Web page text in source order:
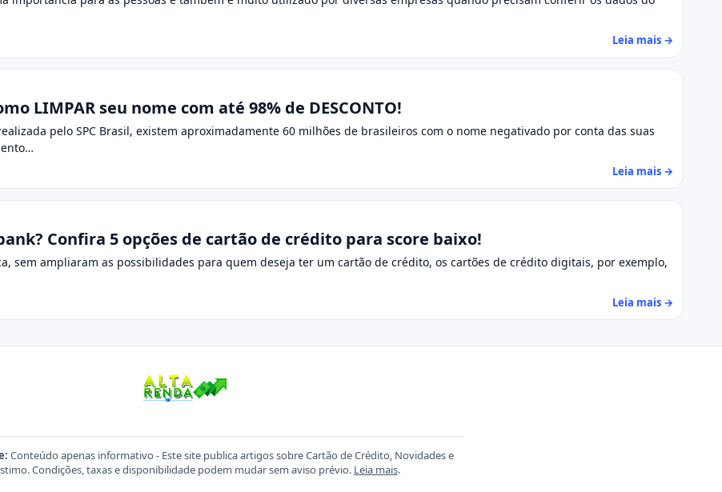
Leia mais →
LIMPAR seu nome com até 98% de DESCONTO!
pelo SPC Brasil, existem aproximadamente 60 milhões de brasileiros com o nome negativado por conta das suas
Leia mais →
Confira 5 opções de cartão de crédito para score baixo!
sem ampliaram as possibilidades para quem deseja ter um cartão de crédito, os cartões de crédito digitais, por exemplo,
Leia mais →
Conteúdo apenas informativo - Este site publica artigos sobre Cartão de Crédito, Novidades e
Condições, taxas e disponibilidade podem mudar sem aviso prévio. Leia mais.